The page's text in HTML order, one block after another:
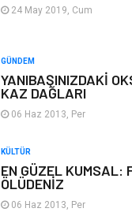
24 May 2019, Cum
GÜNDEM
YANIBAŞINIZDAKİ
KAZ DAĞLARI
06 Haz 2013, Per
KÜLTÜR
EN GÜZEL KUMSAL:
ÖLÜDENİZ
06 Haz 2013, Per